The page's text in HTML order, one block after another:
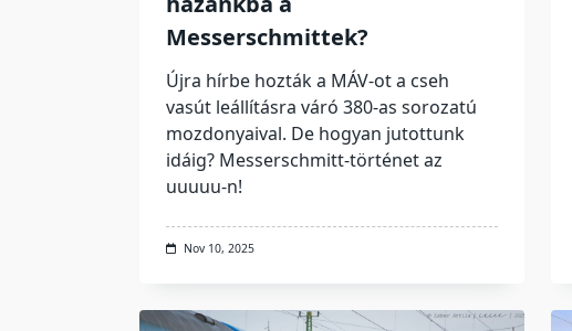
Messerschmittek?
Újra hírbe hozták a MÁV-ot a cseh
vasút leállításra váró 380-as sorozatú
mozdonyaival. De hogyan jutottunk
idáig? Messerschmitt-történet az
uuuuu-n!
Nov 10, 2025